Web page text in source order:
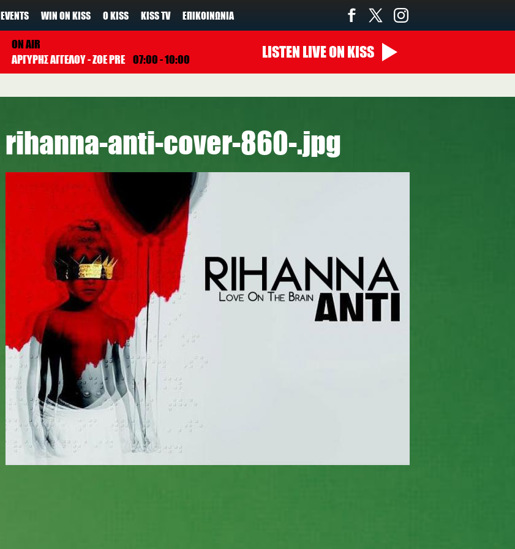
EVENTS WIN ON KISS Ο KISS KISS TV ΕΠΙΚΟΙΝΩΝΊΑ
ON AIR
ΑΡΓΥΡΗΣ ΑΓΓΕΛΟΥ - ZOE PRE 07:00 - 10:00 LISTEN LIVEON KISS
rihanna-anti-cover-860-.jpg